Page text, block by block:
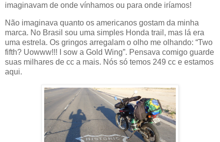
imaginavam de onde vínhamos ou para onde iríamos!
Não imaginava quanto os americanos gostam da minha
marca. No Brasil sou uma simples Honda trail, mas lá era
uma estrela. Os gringos arregalam o olho me olhando: “Two
fifth? Uowww!!! I sow a Gold Wing”. Pensava comigo guarde
suas milhares de cc a mais. Nós só temos 249 cc e estamos
aqui.